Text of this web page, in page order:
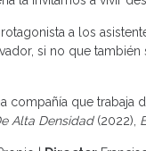
a los
si no que también
compañía que
Alta Densidad(2022),